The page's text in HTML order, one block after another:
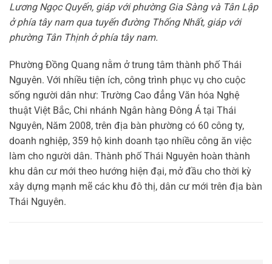
Lương Ngọc Quyến, giáp với phường Gia Sàng và Tân Lập
ở phía tây nam qua tuyến đường Thống Nhất, giáp với
phường Tân Thịnh ở phía tây nam.
Phường Đồng Quang nằm ở trung tâm thành phố Thái
Nguyên. Với nhiều tiện ích, công trình phục vụ cho cuộc
sống người dân như: Trường Cao đẳng Văn hóa Nghệ
thuật Việt Bắc, Chi nhánh Ngân hàng Đông Á tại Thái
Nguyên, Năm 2008, trên địa bàn phường có 60 công ty,
doanh nghiệp, 359 hộ kinh doanh tạo nhiều công ăn việc
làm cho người dân. Thành phố Thái Nguyên hoàn thành
khu dân cư mới theo hướng hiện đại, mở đầu cho thời kỳ
xây dựng mạnh mẽ các khu đô thị, dân cư mới trên địa bàn
Thái Nguyên.